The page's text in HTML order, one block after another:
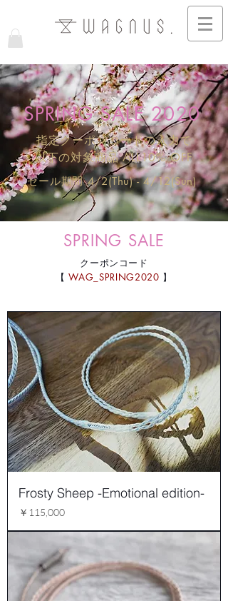
SPRING SALE 2020
指定クーポンコードの入力で
​以下の対象商品 ALL10% OFF
セール期間 4/2(Thu) - 4/12(Sun)
SPRING SALE
クーポンコード
【WAG_SPRING2020 】
Frosty Sheep -Emotional edition-
価格
￥115,000